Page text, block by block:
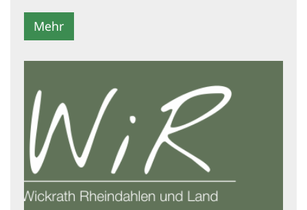
Mehr